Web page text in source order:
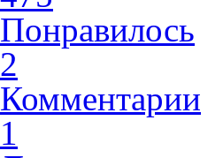
Понравилось
2
Комментарии
1